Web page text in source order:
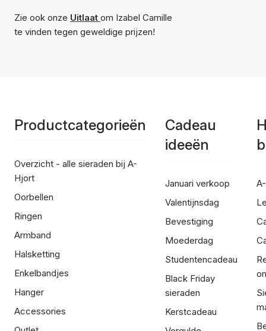
Zie ook onze Uitlaat om Izabel Camille
te vinden tegen geweldige prijzen!
Productcategorieën
Overzicht - alle sieraden bij A-
Hjort
Oorbellen
Ringen
Armband
Halsketting
Enkelbandjes
Hanger
Accessories
Cadeau
ideeën
Januari verkoop
Valentijnsdag
Bevestiging
Moederdag
Studentencadeau
Black Friday
sieraden
Kerstcadeau